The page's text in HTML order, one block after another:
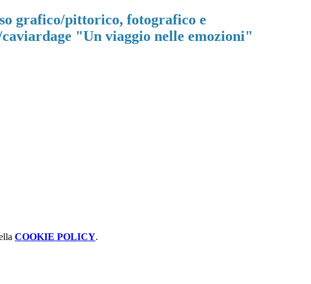
grafico/pittorico, fotografico e
"Un viaggio nelle emozioni"
COOKIE POLICY.